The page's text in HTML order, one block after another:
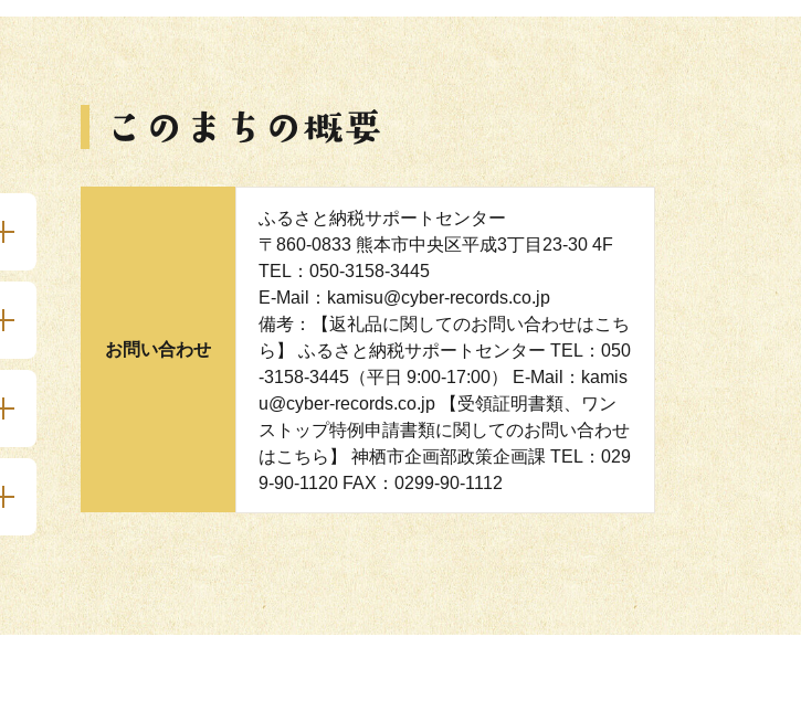
お問い合わせ
ふるさと納税サポートセンター
〒860-0833 熊本市中央区平成3丁目23-30 4F
TEL：050-3158-3445
E-Mail：kamisu@cyber-records.co.jp
備考：【返礼品に関してのお問い合わせはこち
ら】 ふるさと納税サポートセンター TEL：050
-3158-3445（平日 9:00-17:00） E-Mail：kamis
u@cyber-records.co.jp 【受領証明書類、ワン
ストップ特例申請書類に関してのお問い合わせ
はこちら】 神栖市企画部政策企画課 TEL：029
9-90-1120 FAX：0299-90-1112